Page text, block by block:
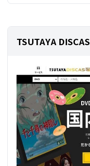
TSUTAYA DISCAS